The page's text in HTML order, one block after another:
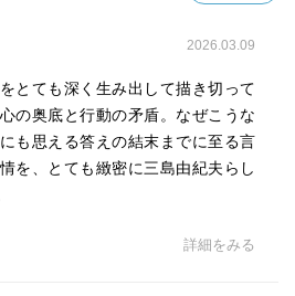
2026.03.09
とても深く生み出して描き切って
の奥底と行動の矛盾。なぜこうな
も思える答えの結末までに至る言
を、とても緻密に三島由紀夫らし
詳細をみる